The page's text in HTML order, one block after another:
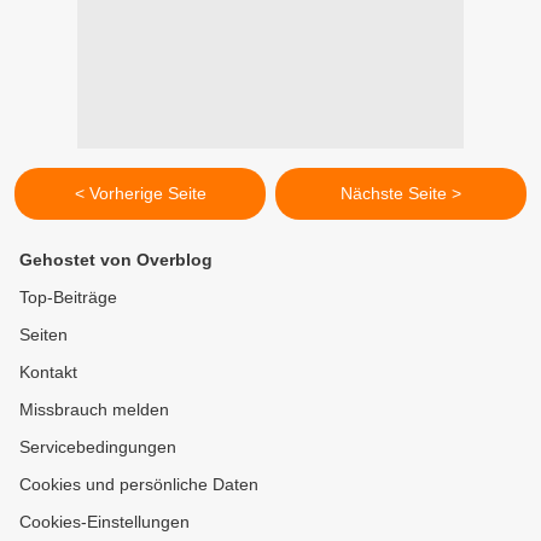
< Vorherige Seite Nächste Seite >
Gehostet von Overblog
Top-Beiträge
Seiten
Kontakt
Missbrauch melden
Servicebedingungen
Cookies und persönliche Daten
Cookies-Einstellungen